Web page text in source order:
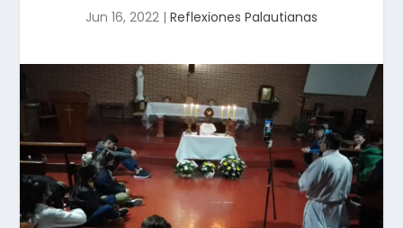
Jun 16, 2022 | Reflexiones Palautianas